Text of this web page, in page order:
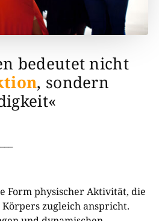
bedeutet nicht
, sondern
Form physischer Aktivität, die
zugleich anspricht.